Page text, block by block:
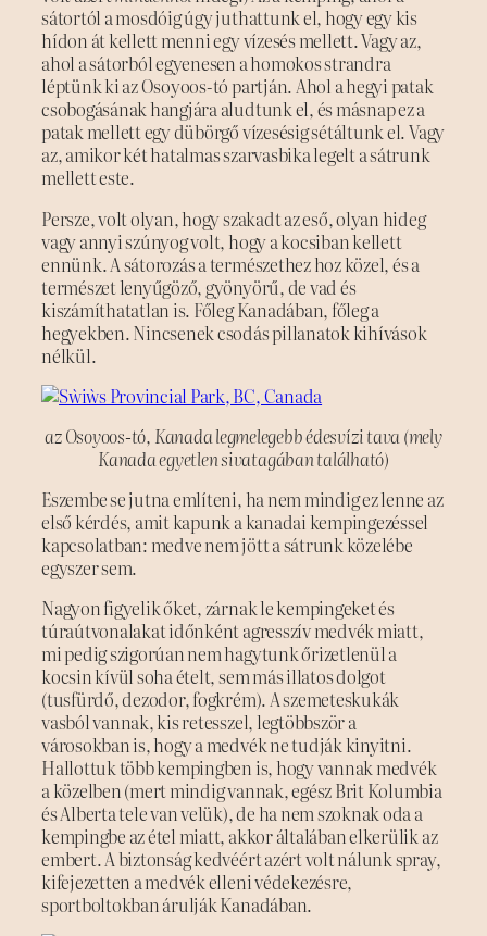
sátortól a mosdóig úgy juthattunk el, hogy egy kis
hídon át kellett menni egy vízesés mellett. Vagy az,
ahol a sátorból egyenesen a homokos strandra
léptünk ki az Osoyoos-tó partján. Ahol a hegyi patak
csobogásának hangjára aludtunk el, és másnap ez a
patak mellett egy dübörgő vízesésig sétáltunk el. Vagy
az, amikor két hatalmas szarvasbika legelt a sátrunk
mellett este.
Persze, volt olyan, hogy szakadt az eső, olyan hideg
vagy annyi szúnyog volt, hogy a kocsiban kellett
ennünk. A sátorozás a természethez hoz közel, és a
természet lenyűgöző, gyönyörű, de vad és
kiszámíthatatlan is. Főleg Kanadában, főleg a
hegyekben. Nincsenek csodás pillanatok kihívások
nélkül.
az Osoyoos-tó, Kanada legmelegebb édesvízi tava (mely
Kanada egyetlen sivatagában található)
Eszembe se jutna említeni, ha nem mindig ez lenne az
első kérdés, amit kapunk a kanadai kempingezéssel
kapcsolatban: medve nem jött a sátrunk közelébe
egyszer sem.
Nagyon figyelik őket, zárnak le kempingeket és
túraútvonalakat időnként agresszív medvék miatt,
mi pedig szigorúan nem hagytunk őrizetlenül a
kocsin kívül soha ételt, sem más illatos dolgot
(tusfürdő, dezodor, fogkrém). A szemeteskukák
vasból vannak, kis retesszel, legtöbbször a
városokban is, hogy a medvék ne tudják kinyitni.
Hallottuk több kempingben is, hogy vannak medvék
a közelben (mert mindig vannak, egész Brit Kolumbia
és Alberta tele van velük), de ha nem szoknak oda a
kempingbe az étel miatt, akkor általában elkerülik az
embert. A biztonság kedvéért azért volt nálunk spray,
kifejezetten a medvék elleni védekezésre,
sportboltokban árulják Kanadában.